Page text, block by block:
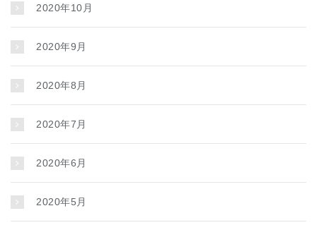
2020年10月
2020年9月
2020年8月
2020年7月
2020年6月
2020年5月